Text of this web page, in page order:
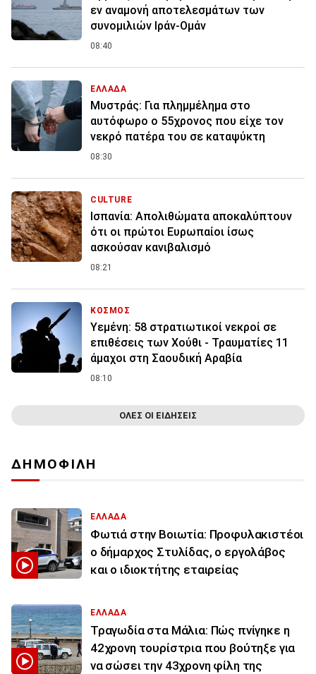
εν αναμονή αποτελεσμάτων των
συνομιλιών Ιράν-Ομάν
08:40
ΕΛΛΑΔΑ
Μυστράς: Για πλημμέλημα στο
αυτόφωρο ο 55χρονος που είχε τον
νεκρό πατέρα του σε καταψύκτη
08:30
CULTURE
Ισπανία: Απολιθώματα αποκαλύπτουν
ότι οι πρώτοι Ευρωπαίοι ίσως
ασκούσαν κανιβαλισμό
08:21
ΚΟΣΜΟΣ
Υεμένη: 58 στρατιωτικοί νεκροί σε
επιθέσεις των Χούθι - Τραυματίες 11
άμαχοι στη Σαουδική Αραβία
08:10
ΟΛΕΣ ΟΙ ΕΙΔΗΣΕΙΣ
ΔΗΜΟΦΙΛΗ
ΕΛΛΑΔΑ
Φωτιά στην Βοιωτία: Προφυλακιστέοι
ο δήμαρχος Στυλίδας, ο εργολάβος
και ο ιδιοκτήτης εταιρείας
ΕΛΛΑΔΑ
Τραγωδία στα Μάλια: Πώς πνίγηκε η
42χρονη τουρίστρια που βούτηξε για
να σώσει την 43χρονη φίλη της